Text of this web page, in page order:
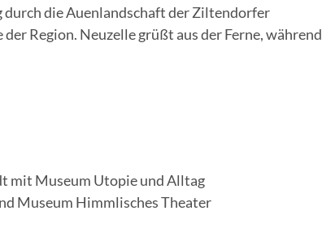
die Auenlandschaft der Ziltendorfer
Region. Neuzelle grüßt aus der Ferne, während
mit Museum Utopie und Alltag
Museum Himmlisches Theater